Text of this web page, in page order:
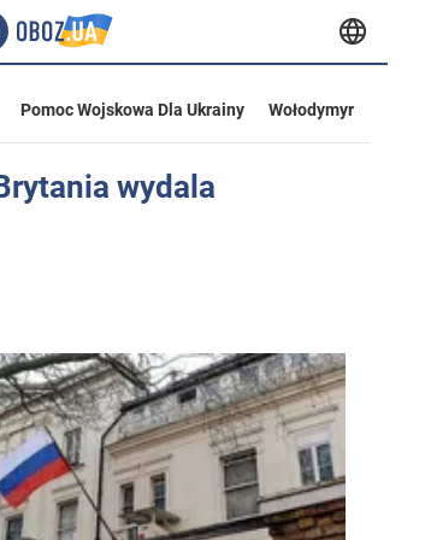
Pomoc Wojskowa Dla Ukrainy
Wołodymyr
wydala